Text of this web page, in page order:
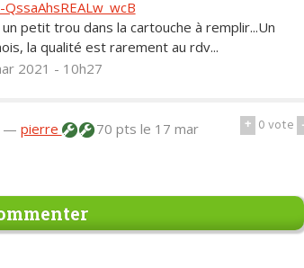
petit trou dans la cartouche à remplir...Un
la qualité est rarement au rdv...
2021 - 10h27
+ 0vote
— pierre 70 pts le 17 mar